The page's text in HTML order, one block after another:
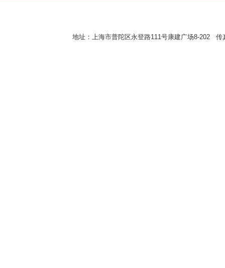
地址：上海市普陀区永登路111号康建广场8-202